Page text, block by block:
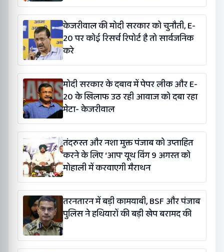
केजरीवाल की मोदी सरकार को चुनौती, E-
20 पर कोई रिसर्च रिपोर्ट है तो सार्वजनिक
करे
मोदी सरकार के दबाव में पेपर लीक और E-
20 के खिलाफ उठ रही आवाज को दबा रहा
मेटा- केजरीवाल
तंदरुस्त और नशा मुक्त पंजाब को उप्ताहित
करने के लिए ‘आप’ यूथ विंग 9 अगस्त को
मोहाली में करवाएगी मैराथन
तरनतारन में बड़ी कामयाबी, BSF और पंजाब
पुलिस ने हथियारों की बड़ी खेप बरामद की